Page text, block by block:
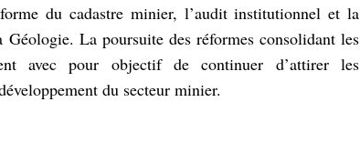
du cadastre minier, l’audit institutionnel et la
La poursuite des réformes consolidant les
avec pour objectif de continuer d’attirer les
du secteur minier.